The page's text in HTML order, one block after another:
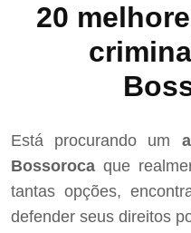
20
Está procurando um
Bossoroca que
tantas opções,
defender seus direitos